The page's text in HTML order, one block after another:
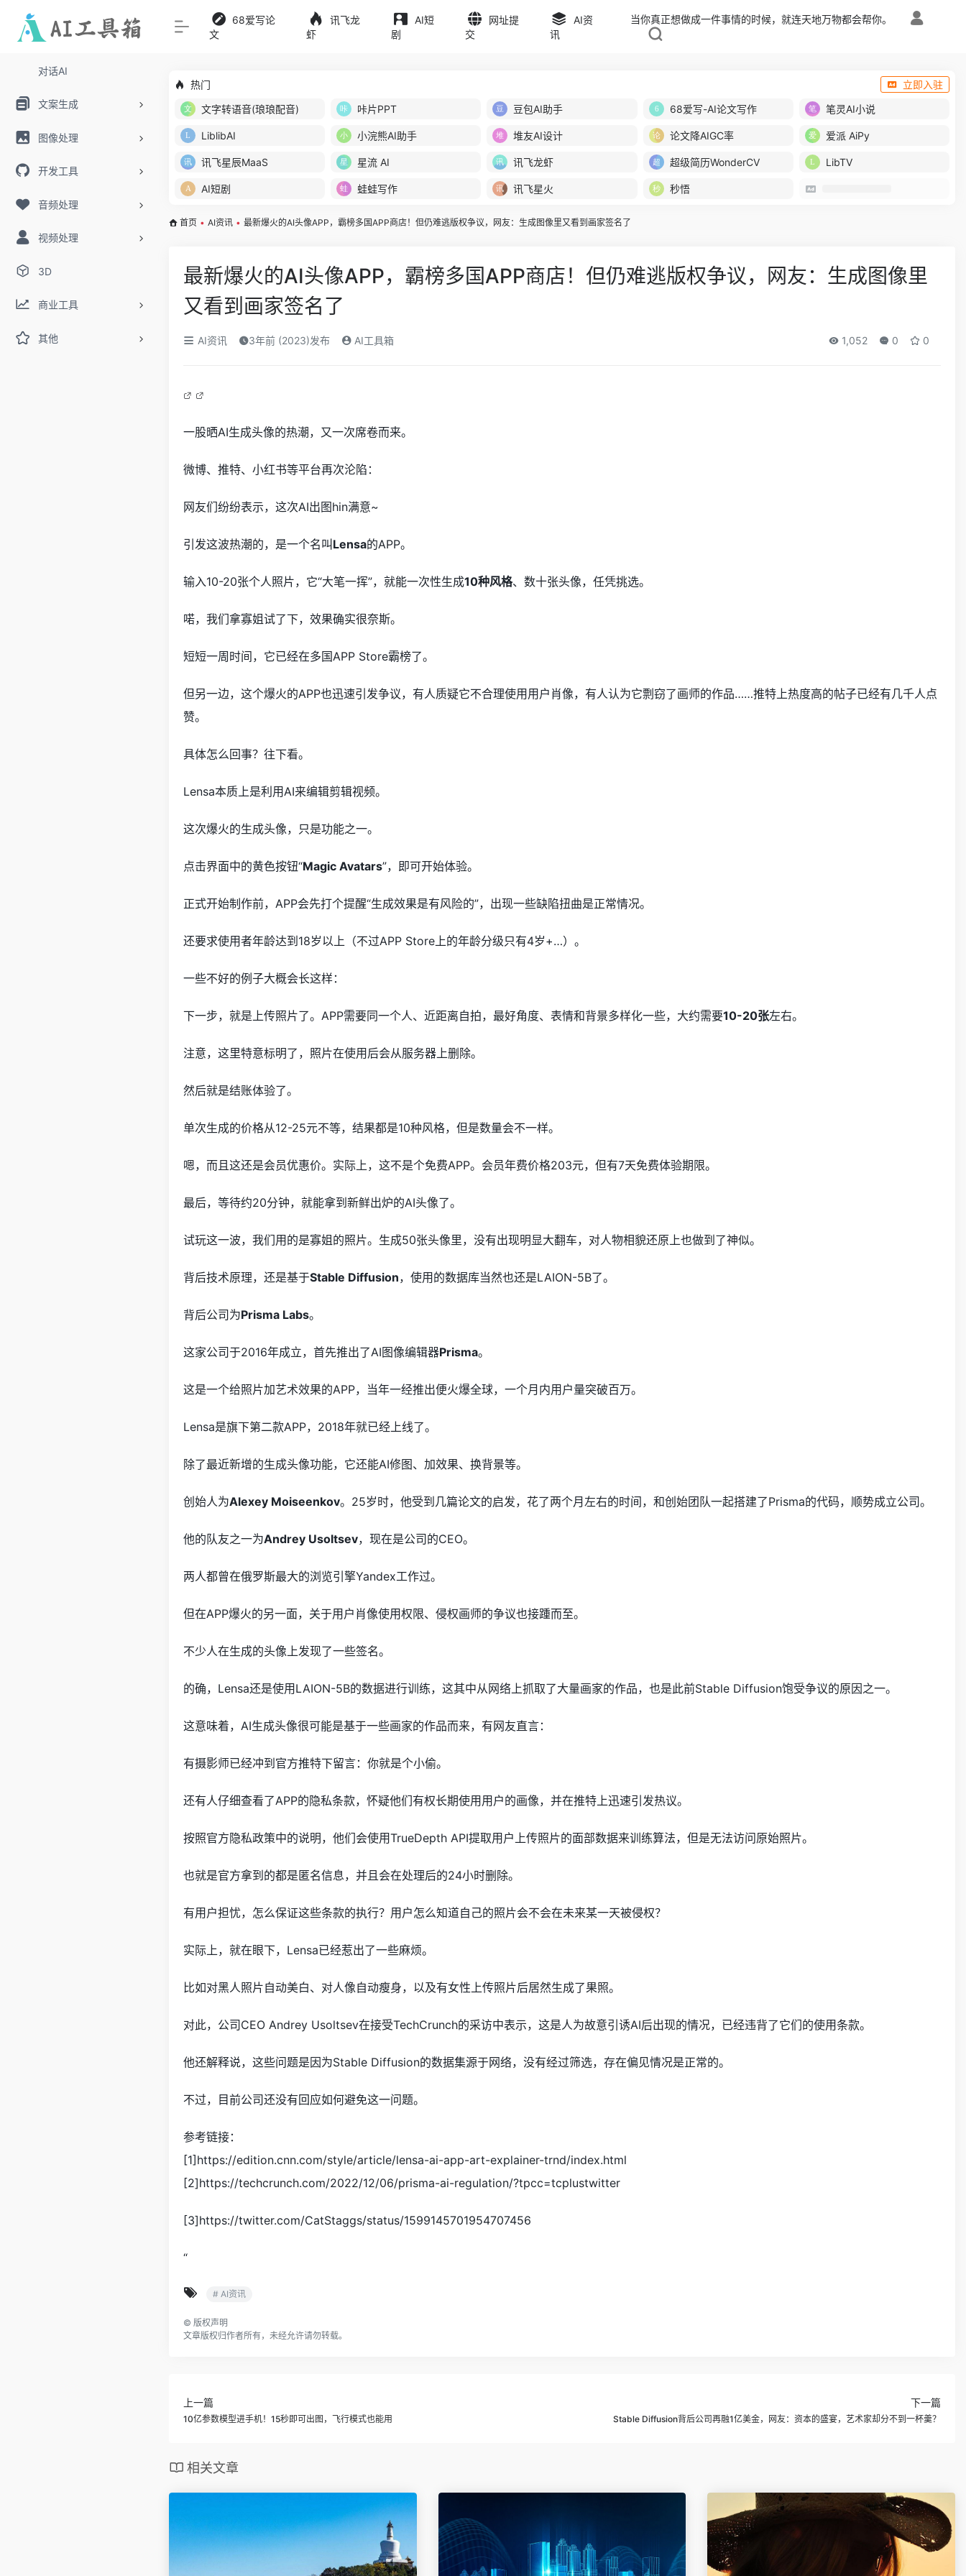
对话AI
文案生成
图像处理
开发工具
音频处理
视频处理
3D
商业工具
其他
68爱写论
文
讯飞龙
虾
AI短
剧
网址提
交
AI资
讯
当你真正想做成一件事情的时候，就连天地万物都会帮你。
热门
立即入驻
文字转语音(琅琅配音)
咔片PPT 豆包AI助手 68爱写-AI论文写作 笔灵AI小说
LiblibAI 小浣熊AI助手 堆友AI设计 论文降AIGC率 爱派 AiPy
讯飞星辰MaaS 星流 AI 讯飞龙虾 超级简历WonderCV LibTV
AI短剧 蛙蛙写作 讯飞星火 秒悟
首页 • AI资讯 • 最新爆火的AI头像APP，霸榜多国APP商店！但仍难逃版权争议，网友：生成图像里又看到画家签名了
最新爆火的AI头像APP，霸榜多国APP商店！但仍难逃版权争议，网友：生成图像里
又看到画家签名了
AI资讯 3年前 (2023)发布 AI工具箱 1,052 0 0
一股晒AI生成头像的热潮，又一次席卷而来。
微博、推特、小红书等平台再次沦陷：
网友们纷纷表示，这次AI出图hin满意~
引发这波热潮的，是一个名叫 Lensa的APP。
输入10-20张个人照片，它“大笔一挥”，就能一次性生成10种风格、数十张头像，任凭挑选。
喏，我们拿寡姐试了下，效果确实很奈斯。
短短一周时间，它已经在多国APP Store霸榜了。
但另一边，这个爆火的APP也迅速引发争议，有人质疑它不合理使用用户肖像，有人认为它剽窃了画师的作品……推特上热度高的帖子已经有几千人点
赞。
具体怎么回事？往下看。
Lensa本质上是利用AI来编辑剪辑视频。
这次爆火的生成头像，只是功能之一。
点击界面中的黄色按钮“Magic Avatars”，即可开始体验。
正式开始制作前，APP会先打个提醒“生成效果是有风险的”，出现一些缺陷扭曲是正常情况。
还要求使用者年龄达到18岁以上（不过APP Store上的年龄分级只有4岁+…）。
一些不好的例子大概会长这样：
下一步，就是上传照片了。APP需要同一个人、近距离自拍，最好角度、表情和背景多样化一些，大约需要10-20张左右。
注意，这里特意标明了，照片在使用后会从服务器上删除。
然后就是结账体验了。
单次生成的价格从12-25元不等，结果都是10种风格，但是数量会不一样。
嗯，而且这还是会员优惠价。实际上，这不是个免费APP。会员年费价格203元，但有7天免费体验期限。
最后，等待约20分钟，就能拿到新鲜出炉的AI头像了。
试玩这一波，我们用的是寡姐的照片。生成50张头像里，没有出现明显大翻车，对人物相貌还原上也做到了神似。
背后技术原理，还是基于Stable Diffusion，使用的数据库当然也还是LAION-5B了。
背后公司为Prisma Labs。
这家公司于2016年成立，首先推出了AI图像编辑器Prisma。
这是一个给照片加艺术效果的APP，当年一经推出便火爆全球，一个月内用户量突破百万。
Lensa是旗下第二款APP，2018年就已经上线了。
除了最近新增的生成头像功能，它还能AI修图、加效果、换背景等。
创始人为Alexey Moiseenkov。25岁时，他受到几篇论文的启发，花了两个月左右的时间，和创始团队一起搭建了Prisma的代码，顺势成立公司。
他的队友之一为Andrey Usoltsev，现在是公司的CEO。
两人都曾在俄罗斯最大的浏览引擎Yandex工作过。
但在APP爆火的另一面，关于用户肖像使用权限、侵权画师的争议也接踵而至。
不少人在生成的头像上发现了一些签名。
的确，Lensa还是使用LAION-5B的数据进行训练，这其中从网络上抓取了大量画家的作品，也是此前Stable Diffusion饱受争议的原因之一。
这意味着，AI生成头像很可能是基于一些画家的作品而来，有网友直言：
有摄影师已经冲到官方推特下留言：你就是个小偷。
还有人仔细查看了APP的隐私条款，怀疑他们有权长期使用用户的画像，并在推特上迅速引发热议。
按照官方隐私政策中的说明，他们会使用TrueDepth API提取用户上传照片的面部数据来训练算法，但是无法访问原始照片。
也就是官方拿到的都是匿名信息，并且会在处理后的24小时删除。
有用户担忧，怎么保证这些条款的执行？用户怎么知道自己的照片会不会在未来某一天被侵权？
实际上，就在眼下，Lensa已经惹出了一些麻烦。
比如对黑人照片自动美白、对人像自动瘦身，以及有女性上传照片后居然生成了果照。
对此，公司CEO Andrey Usoltsev在接受TechCrunch的采访中表示，这是人为故意引诱AI后出现的情况，已经违背了它们的使用条款。
他还解释说，这些问题是因为Stable Diffusion的数据集源于网络，没有经过筛选，存在偏见情况是正常的。
不过，目前公司还没有回应如何避免这一问题。
参考链接：
[1]https://edition.cnn.com/style/article/lensa-ai-app-art-explainer-trnd/index.html
[2]https://techcrunch.com/2022/12/06/prisma-ai-regulation/?tpcc=tcplustwitter
[3]https://twitter.com/CatStaggs/status/1599145701954707456
“
# AI资讯
© 版权声明
文章版权归作者所有，未经允许请勿转载。
上一篇
10亿参数模型进手机！15秒即可出图，飞行模式也能用
下一篇
Stable Diffusion背后公司再融1亿美金，网友：资本的盛宴，艺术家却分不到一杯羹？
相关文章